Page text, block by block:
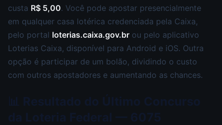
custa R$ 5,00. Você pode apostar presencialmente
em qualquer casa lotérica credenciada pela Caixa,
pelo portal loterias.caixa.gov.br ou pelo aplicativo
Loterias Caixa, disponível para Android e iOS. Outra
opção é participar de um bolão, dividindo o custo
com outros apostadores e aumentando as chances.